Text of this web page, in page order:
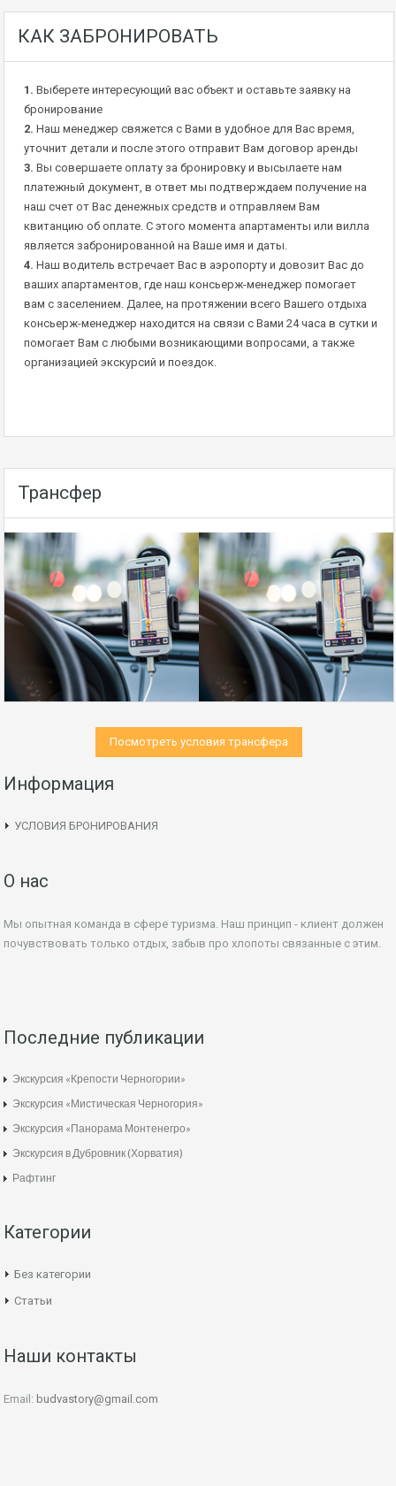
КАК ЗАБРОНИРОВАТЬ
1. Выберете интересующий вас объект и оставьте заявку на
бронирование
2. Наш менеджер свяжется с Вами в удобное для Вас время,
уточнит детали и после этого отправит Вам договор аренды
3. Вы совершаете оплату за бронировку и высылаете нам
платежный документ, в ответ мы подтверждаем получение на
наш счет от Вас денежных средств и отправляем Вам
квитанцию об оплате. С этого момента апартаменты или вилла
является забронированной на Ваше имя и даты.
4. Наш водитель встречает Вас в аэропорту и довозит Вас до
ваших апартаментов, где наш консьерж-менеджер помогает
вам с заселением. Далее, на протяжении всего Вашего отдыха
консьерж-менеджер находится на связи с Вами 24 часа в сутки и
помогает Вам с любыми возникающими вопросами, а также
организацией экскурсий и поездок.
Трансфер
Посмотреть условия трансфера
Информация
УСЛОВИЯ БРОНИРОВАНИЯ
О нас
Мы опытная команда в сфере туризма. Наш принцип - клиент должен
почувствовать только отдых, забыв про хлопоты связанные с этим.
Последние публикации
Экскурсия «Крепости Черногории»
Экскурсия «Мистическая Черногория»
Экскурсия «Панорама Монтенегро»
Экскурсия в Дубровник (Хорватия)
Рафтинг
Категории
Без категории
Статьи
Наши контакты
Email: budvastory@gmail.com